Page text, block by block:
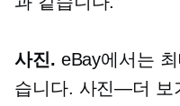
사진. eBay에서는
습니다. 사진—더 보